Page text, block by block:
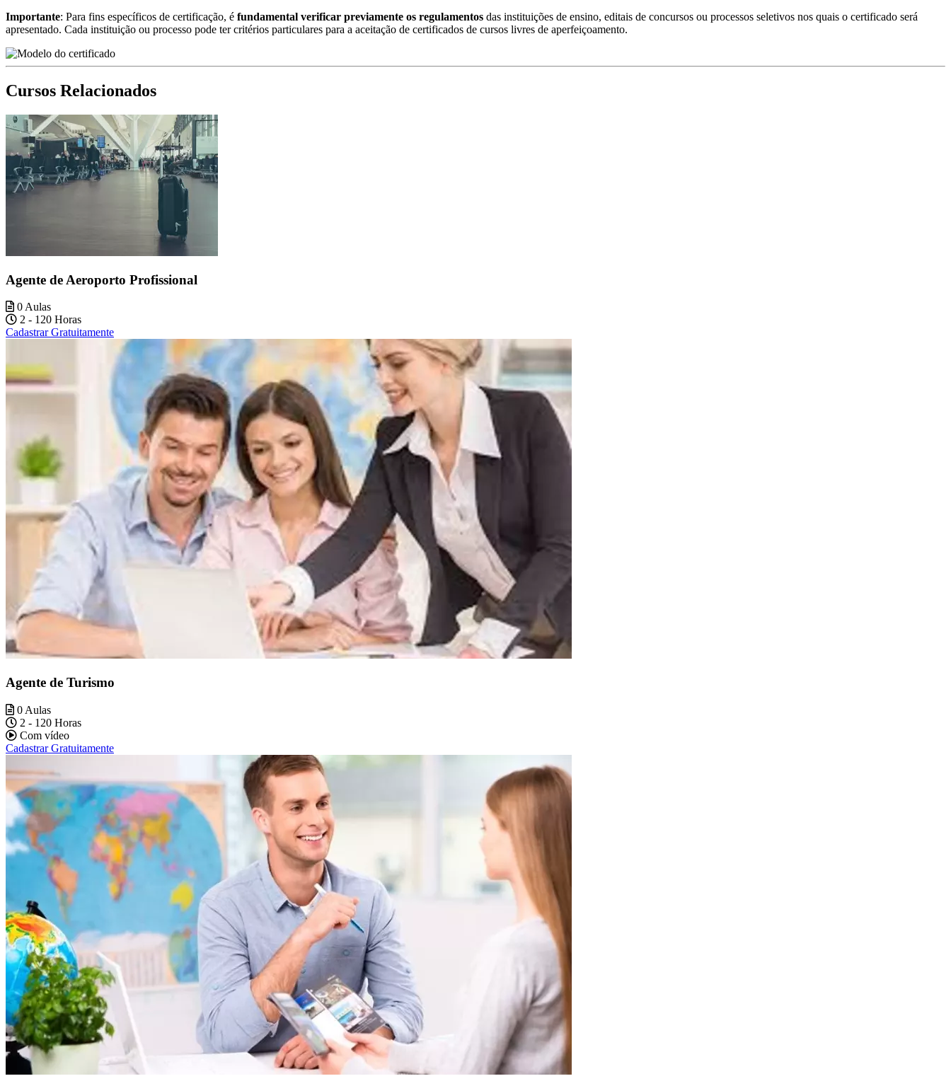
Importante: Para fins específicos de certificação, é fundamental verificar previamente os regulamentos das instituições de ensino, editais de concursos ou processos seletivos nos quais o certificado será
apresentado. Cada instituição ou processo pode ter critérios particulares para a aceitação de certificados de cursos livres de aperfeiçoamento.
Cursos Relacionados
Agente de Aeroporto Profissional
0 Aulas
2 - 120 Horas
Cadastrar Gratuitamente
Agente de Turismo
0 Aulas
2 - 120 Horas
Com vídeo
Cadastrar Gratuitamente